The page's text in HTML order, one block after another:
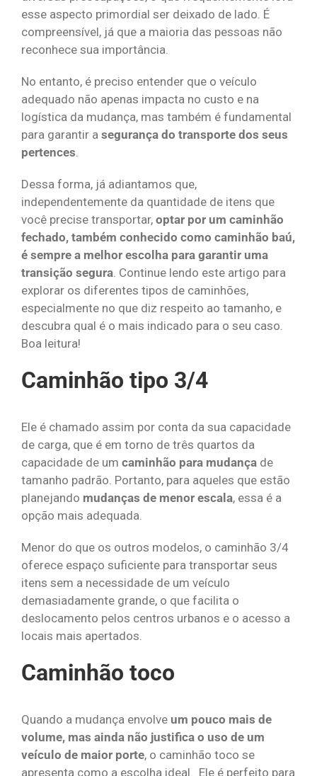
esse aspecto primordial ser deixado de lado. É
compreensível, já que a maioria das pessoas não
reconhece sua importância.
No entanto, é preciso entender que o veículo
adequado não apenas impacta no custo e na
logística da mudança, mas também é fundamental
para garantir a segurança do transporte dos seus
pertences
Dessa forma, já adiantamos que,
independentemente da quantidade de itens que
você precise transportar, optar por um caminhão
fechado, também conhecido como caminhão baú,
é sempre a melhor escolha para garantir uma
transição segura . Continue lendo este artigo para
explorar os diferentes tipos de caminhões,
especialmente no que diz respeito ao tamanho, e
descubra qual é o mais indicado para o seu caso.
Boa leitura!
Caminhão tipo 3/4
Ele é chamado assim por conta da sua capacidade
de carga, que é em torno de três quartos da
capacidade de um caminhão para mudança de
tamanho padrão. Portanto, para aqueles que estão
planejando mudanças de menor escala, essa é a
opção mais adequada.
Menor do que os outros modelos, o caminhão 3/4
oferece espaço suficiente para transportar seus
itens sem a necessidade de um veículo
demasiadamente grande, o que facilita o
deslocamento pelos centros urbanos e o acesso a
locais mais apertados.
Caminhão toco
Quando a mudança envolve um pouco mais de
volume, mas ainda não justifica o uso de um
veículo de maior porte, o caminhão toco se
apresenta como a escolha ideal. Ele é perfeito para